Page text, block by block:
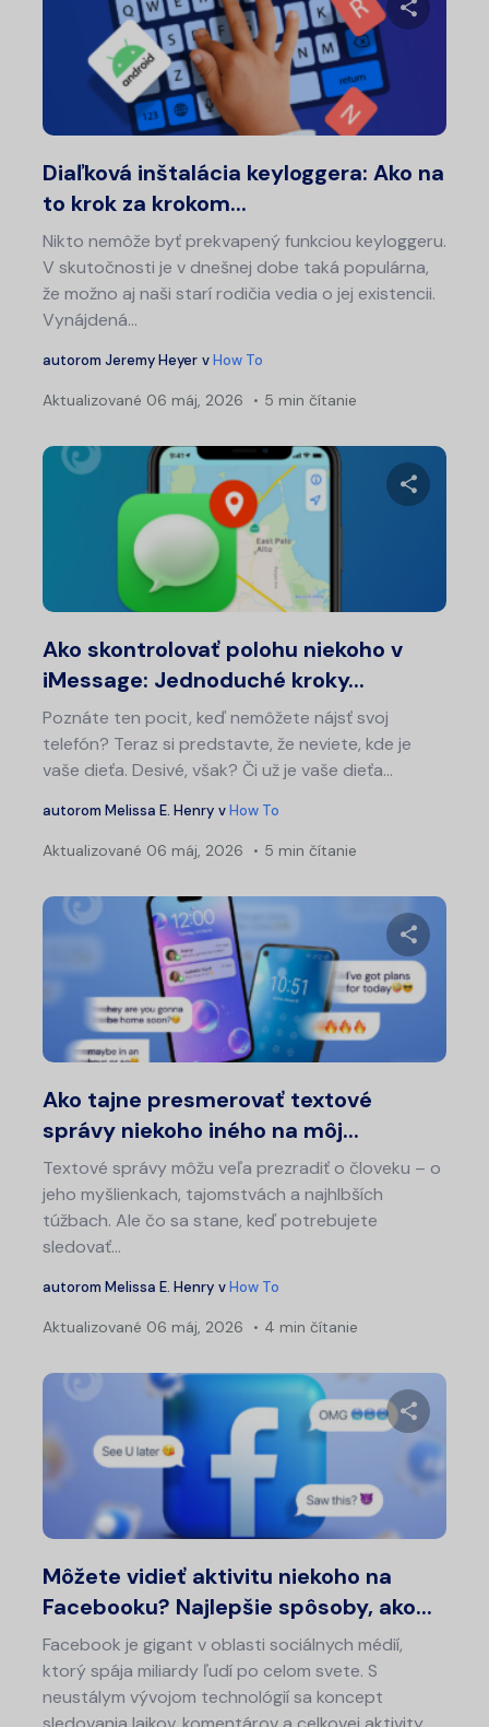
Diaľková inštalácia keyloggera: Ako na
to krok za krokom...
Nikto nemôže byť prekvapený funkciou keyloggeru.
V skutočnosti je v dnešnej dobe taká populárna,
že možno aj naši starí rodičia vedia o jej existencii.
Vynájdená...
autorom Jeremy Heyer vHow To
Aktualizované 06 máj, 2026 5 min čítanie
Ako skontrolovať polohu niekoho v
iMessage: Jednoduché kroky...
Poznáte ten pocit, keď nemôžete nájsť svoj
telefón? Teraz si predstavte, že neviete, kde je
vaše dieťa. Desivé, však? Či už je vaše dieťa...
autorom Melissa E. Henry vHow To
Aktualizované 06 máj, 2026 5 min čítanie
Ako tajne presmerovať textové
správy niekoho iného na môj...
Textové správy môžu veľa prezradiť o človeku – o
jeho myšlienkach, tajomstvách a najhlbších
túžbach. Ale čo sa stane, keď potrebujete
sledovať...
autorom Melissa E. Henry vHow To
Aktualizované 06 máj, 2026 4 min čítanie
Môžete vidieť aktivitu niekoho na
Facebooku? Najlepšie spôsoby, ako...
Facebook je gigant v oblasti sociálnych médií,
ktorý spája miliardy ľudí po celom svete. S
neustálym vývojom technológií sa koncept